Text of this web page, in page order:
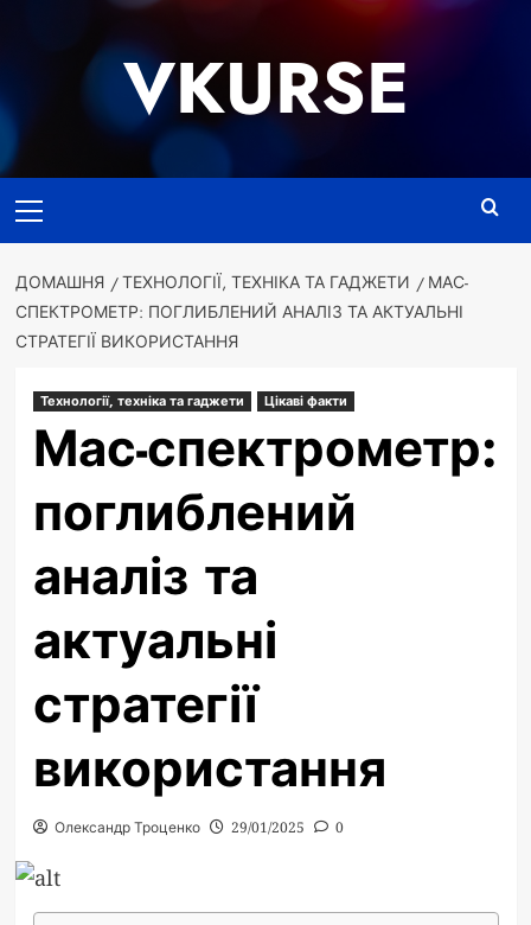
VKURSE
меню
ДОМАШНЯ ТЕХНОЛОГІЇ, ТЕХНІКА ТА ГАДЖЕТИ
МАС-
СПЕКТРОМЕТР: ПОГЛИБЛЕНИЙ АНАЛІЗ ТА АКТУАЛЬНІ
СТРАТЕГІЇ ВИКОРИСТАННЯ
Технології, техніка та гаджети Цікаві факти
Мас-спектрометр:
поглиблений
аналіз та
актуальні
стратегії
використання
Олександр Троценко 29/01/2025 0